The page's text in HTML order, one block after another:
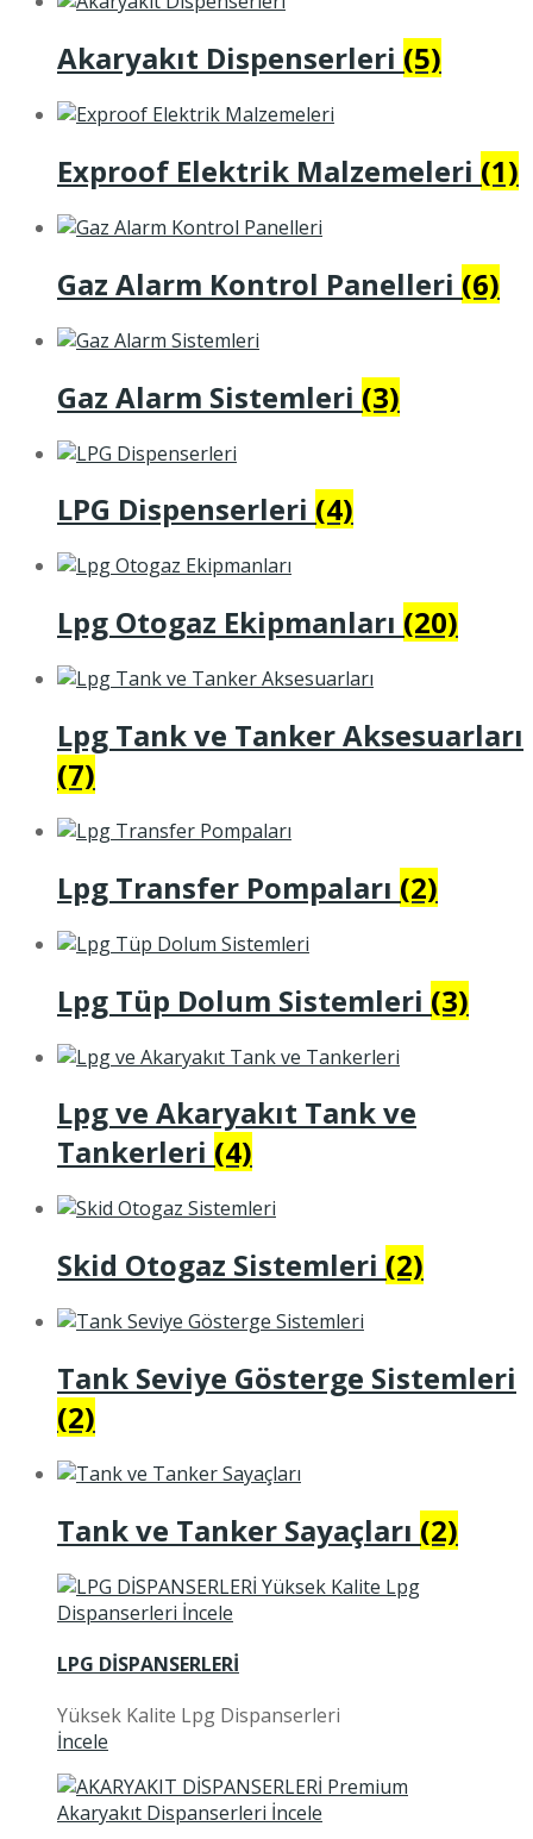
Akaryakıt Dispenserleri (5)
Exproof Elektrik Malzemeleri (1)
Gaz Alarm Kontrol Panelleri (6)
Gaz Alarm Sistemleri (3)
LPG Dispenserleri (4)
Lpg Otogaz Ekipmanları (20)
Lpg Tank ve Tanker Aksesuarları
(7)
Lpg Transfer Pompaları (2)
Lpg Tüp Dolum Sistemleri (3)
Lpg ve Akaryakıt Tank ve
Tankerleri (4)
Skid Otogaz Sistemleri (2)
Tank Seviye Gösterge Sistemleri
(2)
Tank ve Tanker Sayaçları (2)
LPG DİSPANSERLERİ
Yüksek Kalite Lpg Dispanserleri
İncele